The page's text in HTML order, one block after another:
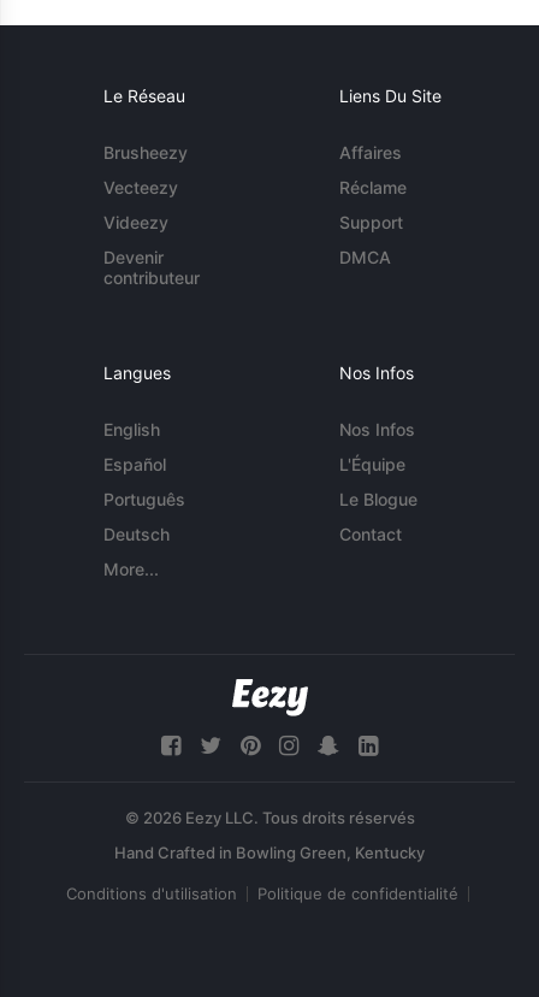
Le Réseau
Brusheezy
Vecteezy
Videezy
Devenir
contributeur
Liens Du Site
Affaires
Réclame
Support
DMCA
Langues
English
Español
Português
Deutsch
More...
Nos Infos
Nos Infos
L'Équipe
Le Blogue
Contact
© 2026 Eezy LLC. Tous droits réservés
Conditions d'utilisation Politique de confidentialité